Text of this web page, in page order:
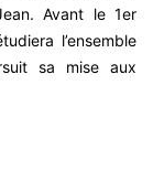
Avant le 1er
l’ensemble
sa mise aux